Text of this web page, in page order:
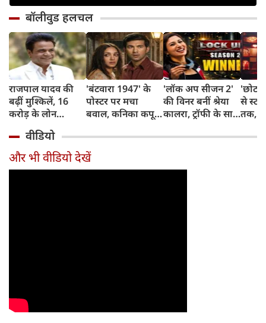
बॉलीवुड हलचल
राजपाल यादव की
बढ़ीं मुश्किलें, 16
करोड़ के लोन
बड़ी कार्रवाई, चस्पा
किया कुर्की-नीलामी
का नोटिस
'बंटवारा 1947' के
पोस्टर पर मचा
बवाल, कनिका कपूर
समझ बैठे फैंस,
एक्ट्रेस ने दिया
रिएक्शन
'लॉक अप सीजन 2'
की विनर बनीं श्रेया
कालरा, ट्रॉफी के साथ
प्राइज मनी
'छोटा
से
तक,
सफर
वीडियो
और भी वीडियो देखें